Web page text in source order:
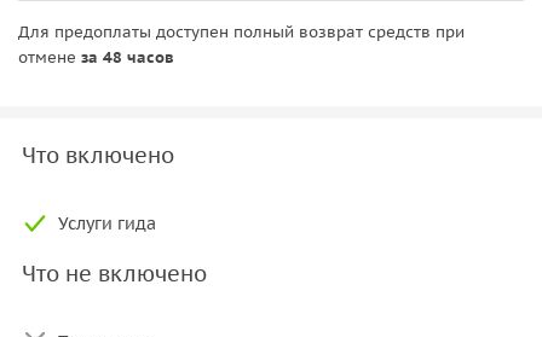
Для предоплаты доступен полный возврат средств при
отмене за 48 часов
Что включено
Услуги гида
Что не включено